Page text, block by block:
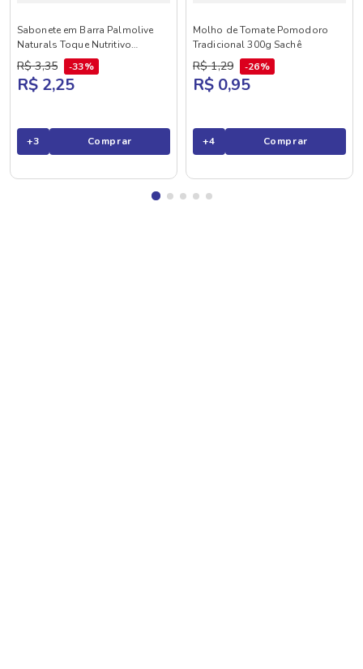
Sabonete em Barra Palmolive
Naturals Toque Nutritivo
Framboesa e Amora 85g
R$ 3,35 33%
R$ 2,25
+3 Comprar
Molho de Tomate Pomodoro
Tradicional 300g Sachê
R$ 1,29 26%
R$ 0,95
+4 Comprar